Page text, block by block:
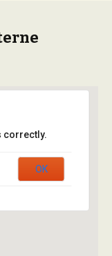
correctly.
OK